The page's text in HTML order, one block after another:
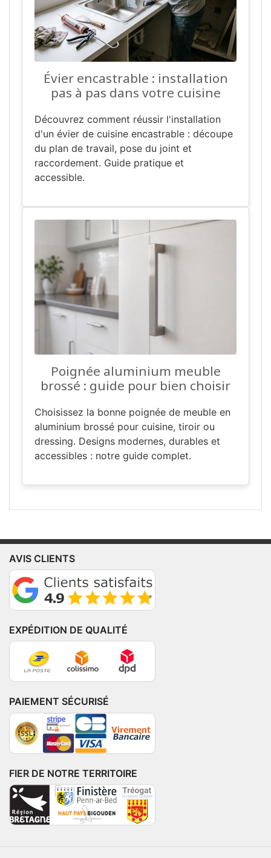
Évier encastrable : installation
pas à pas dans votre cuisine
Découvrez comment réussir l'installation
d'un évier de cuisine encastrable : découpe
du plan de travail, pose du joint et
raccordement. Guide pratique et
accessible.
Poignée aluminium meuble
brossé : guide pour bien choisir
Choisissez la bonne poignée de meuble en
aluminium brossé pour cuisine, tiroir ou
dressing. Designs modernes, durables et
accessibles : notre guide complet.
AVIS CLIENTS
EXPÉDITION DE QUALITÉ
PAIEMENT SÉCURISÉ
FIER DE NOTRE TERRITOIRE